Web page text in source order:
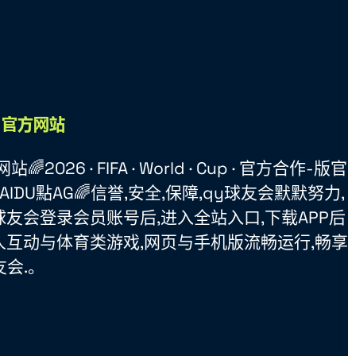
🌈2026 · FIFA · World · Cup · 官方合作-版官
點AG🌈信誉,安全,保障,qy球友会默默努力,
会登录会员账号后,进入全站入口,下载APP后
动与体育类游戏,网页与手机版流畅运行,畅享
.。